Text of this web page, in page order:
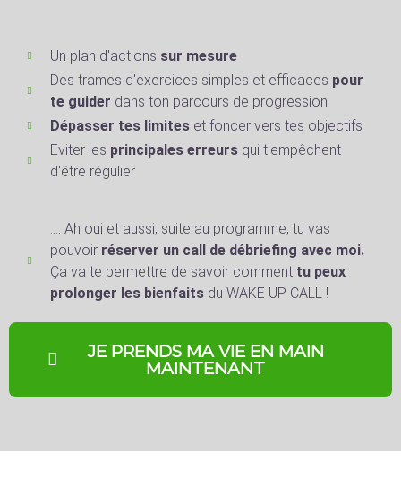
Un plan d'actions sur mesure
Des trames d'exercices simples et efficaces pour
te guider dans ton parcours de progression
Dépasser tes limites et foncer vers tes objectifs
Eviter les principales erreursqui t'empêchent
d'être régulier
.... Ah oui et aussi, suite au programme, tu vas
pouvoir réserver un call de débriefing avec moi.
Ça va te permettre de savoir comment tu peux
prolonger les bienfaits du WAKE UP CALL !
JE PRENDS MA VIE EN MAIN
MAINTENANT